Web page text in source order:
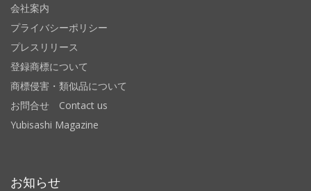
会社案内
プライバシーポリシー
プレスリリース
登録商標について
商標侵害・類似品について
お問合せ Contact us
Yubisashi Magazine
お知らせ